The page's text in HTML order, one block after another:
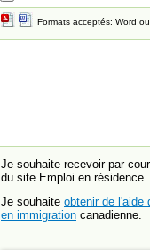
Formats acceptés: Word
Je souhaite recevoir par
du site Emploi en résidence.
Je souhaite obtenir de l'aide
en immigration canadienne.